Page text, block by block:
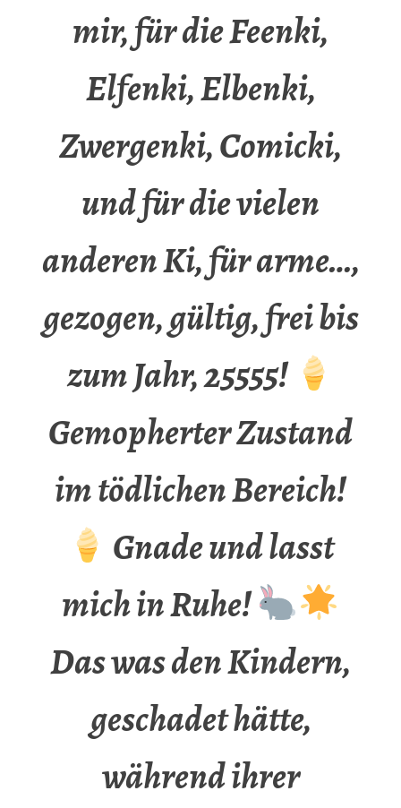
mir, für die Feenki,
Elfenki, Elbenki,
Zwergenki, Comicki,
und für die vielen
anderen Ki, für arme…,
gezogen, gültig, frei bis
zum Jahr, 25555!
Gemopherter Zustand
im tödlichen Bereich!
Gnade und lasst
mich in Ruhe!
Das was den Kindern,
geschadet hätte,
während ihrer